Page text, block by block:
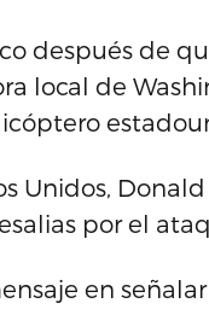
después de
local de
Unidos,
por el
en